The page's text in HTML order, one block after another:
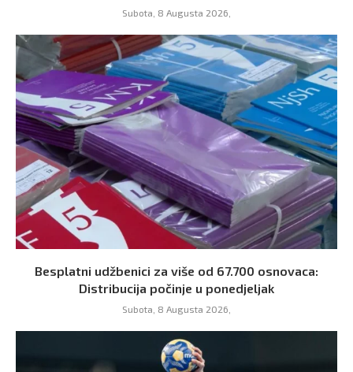
Subota, 8 Augusta 2026,
Besplatni udžbenici za više od 67.700 osnovaca:
Distribucija počinje u ponedjeljak
Subota, 8 Augusta 2026,